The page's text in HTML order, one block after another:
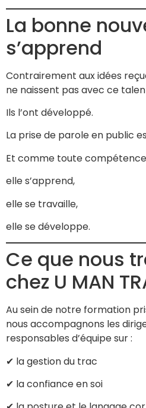
La bonne
s’apprend
Contrairement aux idées
ne naissent pas avec ce
Ils l’ont développé.
La prise de parole en public
Et comme toute
elle s’apprend,
elle se travaille,
elle se développe.
Ce que nous
chez U MAN
Au sein de notre formation
nous accompagnons les
responsables d’équipe sur :
✔ la gestion du trac
✔ la confiance en soi